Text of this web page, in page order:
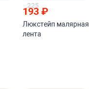
225
193 ₽
Люкстейп малярная
лента